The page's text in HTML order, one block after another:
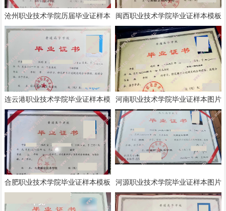
沧州职业技术学院历届毕业证样本
模板
闽西职业技术学院毕业证样本模板
连云港职业技术学院毕业证样本模
板
河南职业技术学院毕业证样本图片
合肥职业技术学院毕业证样本模板 河源职业技术学院毕业证样本图片